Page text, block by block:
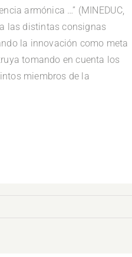
armónica …” (MINEDUC,
las distintas consignas
la innovación como meta
tomando en cuenta los
miembros de la